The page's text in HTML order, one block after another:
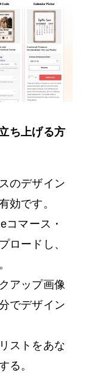
ち上げる方
のデザイン
効です。
コマース・
ロードし、
アップ画像
でデザイン
ストをあな
る。